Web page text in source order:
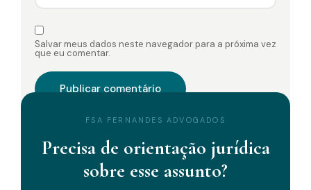
Salvar meus dados neste navegador para a próxima vez
que eu comentar.
FSA FERNANDES ADVOGADOS
Precisa de orientação jurídica
sobre esse assunto?